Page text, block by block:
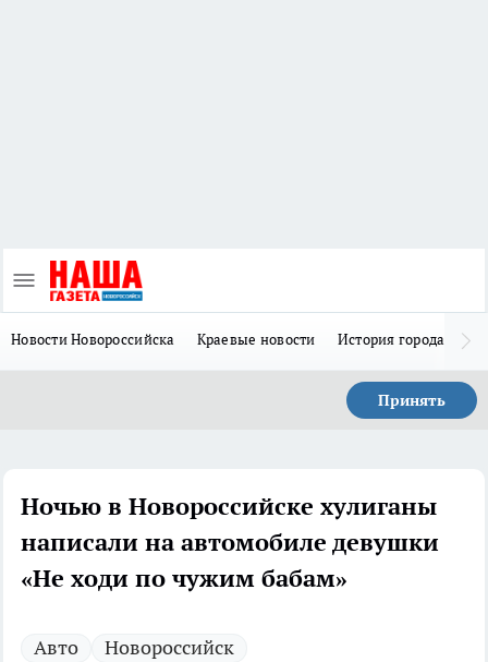
Новости Новороссийска Краевые новости История города Н
Принять
Ночью в Новороссийске хулиганы
написали на автомобиле девушки
«Не ходи по чужим бабам»
Авто Новороссийск